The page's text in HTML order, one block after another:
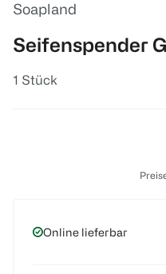
Soapland
Seifenspender
1 Stück
Online lieferbar